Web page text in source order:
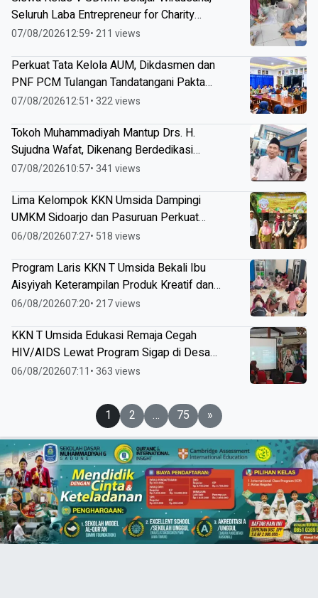
Seluruh Laba Entrepreneur for Charity
Didonasikan
07/08/202612:59• 211 views
Perkuat Tata Kelola AUM, Dikdasmen dan
PNF PCM Tulangan Tandatangani Pakta
Integritas
07/08/202612:51• 322 views
Tokoh Muhammadiyah Mantup Drs. H.
Sujudna Wafat, Dikenang Berdedikasi
Kembangkan Dakwah dan Pendidikan
07/08/202610:57• 341 views
Lima Kelompok KKN Umsida Dampingi
UMKM Sidoarjo dan Pasuruan Perkuat
Legalitas hingga Pemasaran Digital
06/08/202607:27• 518 views
Program Laris KKN T Umsida Bekali Ibu
Aisyiyah Keterampilan Produk Kreatif dan
Pemasaran Berbasis AI
06/08/202607:20• 217 views
KKN T Umsida Edukasi Remaja Cegah
HIV/AIDS Lewat Program Sigap di Desa
Wirobiting
06/08/202607:11• 363 views
1 2 … 75 »